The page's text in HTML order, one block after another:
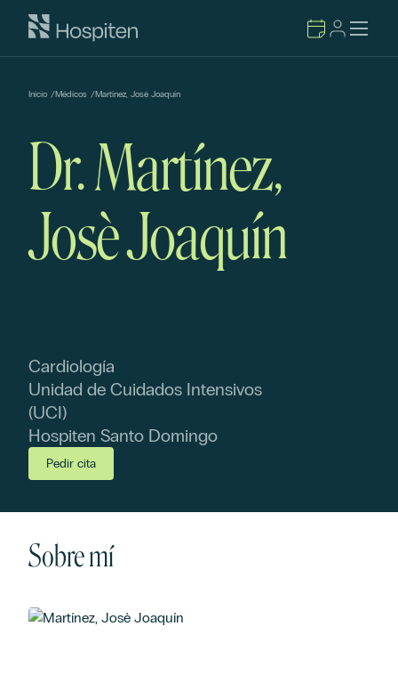
Inicio /Médicos /Martínez, Josè Joaquín
Dr. Martínez,
Josè Joaquín
Cardiología
Unidad de Cuidados Intensivos
(UCI)
Hospiten Santo Domingo
Pedir cita
Sobre mí